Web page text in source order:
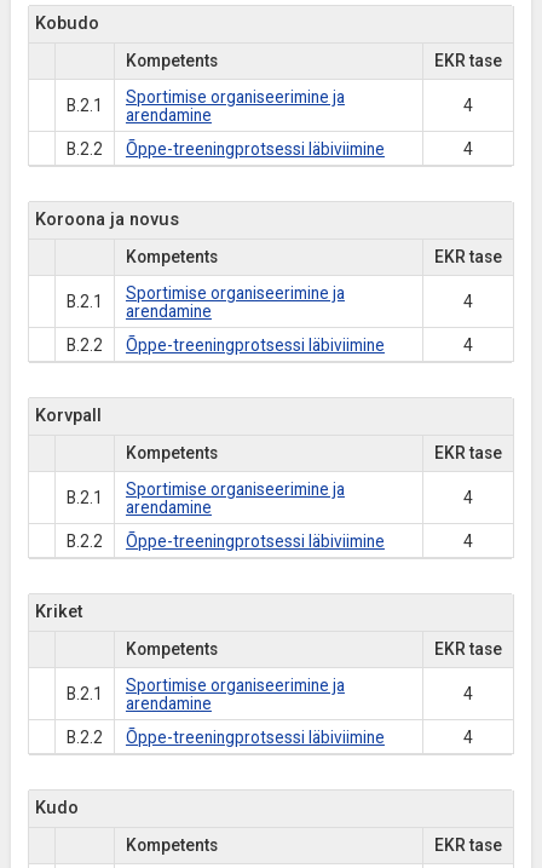
Kobudo
Kompetents EKR tase
B.2.1
Sportimise organiseerimine ja
arendamine
4
B.2.2 Õppe-treeningprotsessi läbiviimine 4
Koroona ja novus
Kompetents EKR tase
B.2.1
Sportimise organiseerimine ja
arendamine
4
B.2.2 Õppe-treeningprotsessi läbiviimine 4
Korvpall
Kompetents EKR tase
B.2.1
Sportimise organiseerimine ja
arendamine
4
B.2.2 Õppe-treeningprotsessi läbiviimine 4
Kriket
Kompetents EKR tase
B.2.1
Sportimise organiseerimine ja
arendamine
4
B.2.2 Õppe-treeningprotsessi läbiviimine 4
Kudo
Kompetents EKR tase